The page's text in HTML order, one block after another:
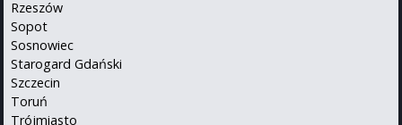
Rzeszów
Sopot
Sosnowiec
Starogard Gdański
Szczecin
Toruń
Trójmiasto